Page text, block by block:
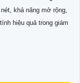
khả năng mở rộng,
hiệu quả trong giám